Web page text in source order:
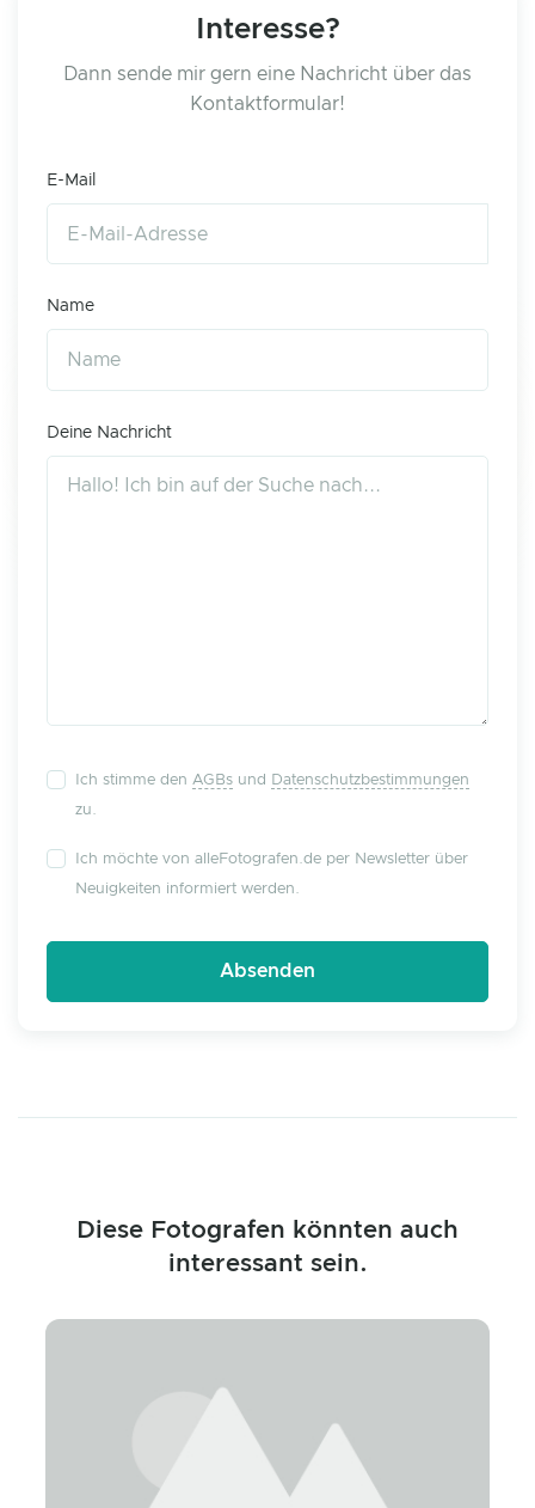
Interesse?
Dann sende mir gern eine Nachricht über das
Kontaktformular!
E-Mail
Name
Deine Nachricht
Ich stimme den AGBs und
Datenschutzbestimmungen
zu.
Ich möchte von alleFotografen.de per Newsletter über
Neuigkeiten informiert werden.
Diese Fotografen könnten auch
interessant sein.